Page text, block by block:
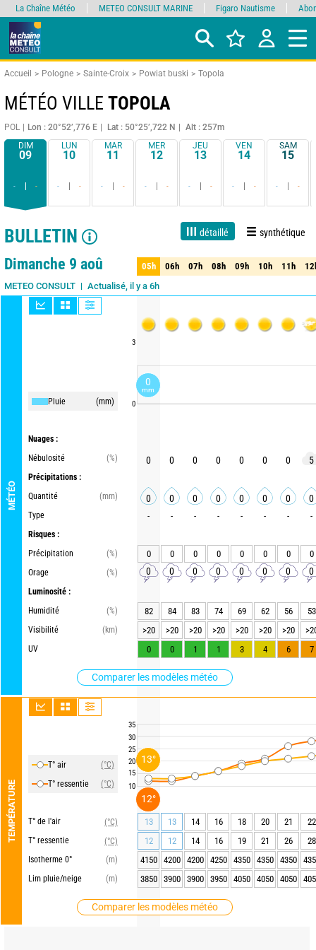
Accueil Pologne Sainte-Croix Powiat buski Topola
MÉTÉO VILLE TOPOLA
POL Lon : 20°52’,776 E Lat : 50°25’,722 N
Alt : 257m
DIM
09
- -
LUN
10
- -
MAR
11
- -
MER
12
- -
JEU
13
- -
VEN
14
- -
SAM
15
- -
BULLETIN détaillé synthétique
1 jour 3 jours 7 jours 15 jours Fiabilité 85%
Dimanche 9 aoû
METEO CONSULT Actualisé, il y a 6h
MÉTÉO
Pluie (mm)
Nuages :
Nébulosité
(%)
Précipitations :
Quantité
(mm)
Type
Risques :
Précipitation
(%)
Orage
(%)
Luminosité :
Humidité
(%)
Visibilité
(km)
UV
Comparer les modèles météo
TEMPÉRATURE
T° air
(°C)
T° ressentie
(°C)
T° de l'air
(°C)
T° ressentie
(°C)
Isotherme 0°
(m)
Lim pluie/neige
(m)
Comparer les modèles météo
3
0
35
30
25
20
15
10
05h 06h 07h 08h 09h 10h 11h
05h 06h 07h 08h 09h 10h 11h
0 0 0 0 0 0 0 5
0 0 0 0 0 0 0 0
- - - - - - - -
0 0 0 0 0 0 0 0
0 0 0 0 0 0 0 0
82 84 83 74 69 62 56
53
>20
>20 >20 >20 >20 >20 >20
0
0 1 1 3 4 6 7
13 13 14 16 18 20 21
22
12
12 14 16 19 21 26
28
4150
4200 4200 4250 4350 4350 4350
3850
3900 3900 3950 4050 4050 4050
La Chaîne Météo METEO CONSULT MARINE Figaro Nautisme
0
mm
13°
12°